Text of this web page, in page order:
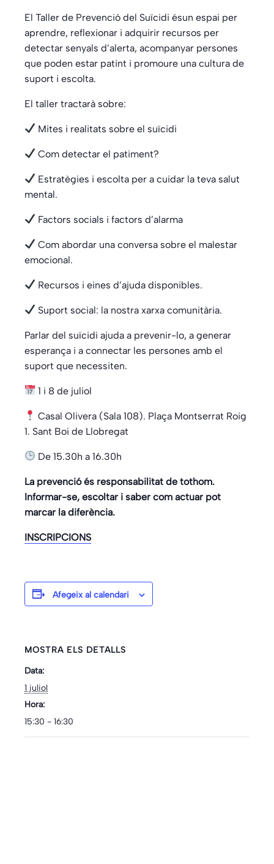
El Taller de Prevenció del Suïcidi ésun espai per
aprendre, reflexionar i adquirir recursos per
detectar senyals d’alerta, acompanyar persones
que poden estar patint i promoure una cultura de
suport i escolta.
El taller tractarà sobre:
Mites i realitats sobre el suïcidi
Com detectar el patiment?
Estratègies i escolta per a cuidar la teva salut
mental.
Factors socials i factors d’alarma
Com abordar una conversa sobre el malestar
emocional.
Recursos i eines d’ajuda disponibles.
Suport social: la nostra xarxa comunitària.
Parlar del suïcidi ajuda a prevenir-lo, a generar
esperança i a connectar les persones amb el
suport que necessiten.
1 i 8 de juliol
Casal Olivera (Sala 108). Plaça Montserrat Roig
1. Sant Boi de Llobregat
De 15.30h a 16.30h
La prevenció és responsabilitat de tothom.
Informar-se, escoltar i saber com actuar pot
marcar la diferència.
INSCRIPCIONS
Afegeix al calendari
MOSTRA ELS DETALLS
Data:
1 juliol
Hora:
15:30 - 16:30